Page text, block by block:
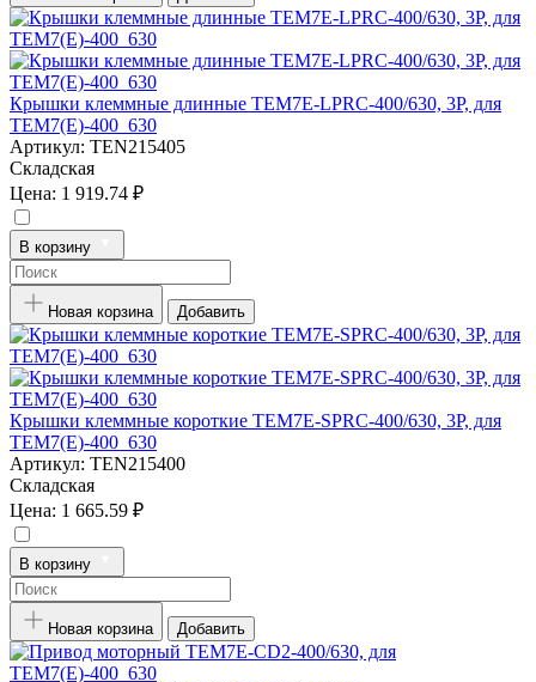
Крышки клеммные длинные TEM7E-LPRC-400/630, 3P, для
TEM7(E)-400_630
Артикул: TEN215405
Складская
Цена: 1 919.74 ₽
В корзину
Новая корзина Добавить
Крышки клеммные короткие TEM7E-SPRC-400/630, 3P, для
TEM7(E)-400_630
Артикул: TEN215400
Складская
Цена: 1 665.59 ₽
В корзину
Новая корзина Добавить